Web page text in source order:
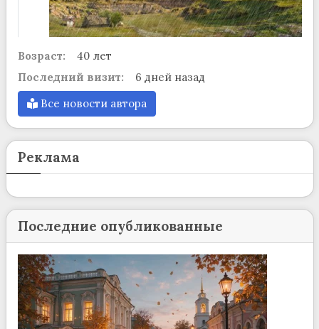
Возраст:
40 лет
Последний визит:
6 дней назад
Все новости автора
Реклама
Последние опубликованные